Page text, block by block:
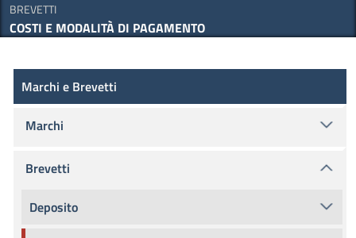
BREVETTI
COSTI E MODALITÀ DI PAGAMENTO
Marchi e Brevetti
Marchi e Brevetti
Marchi
Brevetti
Deposito